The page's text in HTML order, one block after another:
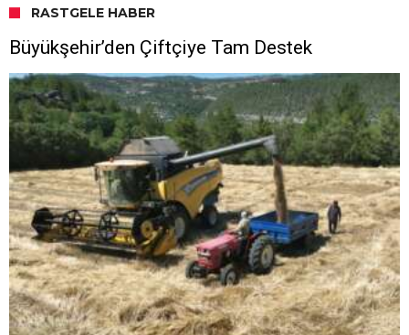
RASTGELE HABER
Büyükşehir’den Çiftçiye Tam Destek